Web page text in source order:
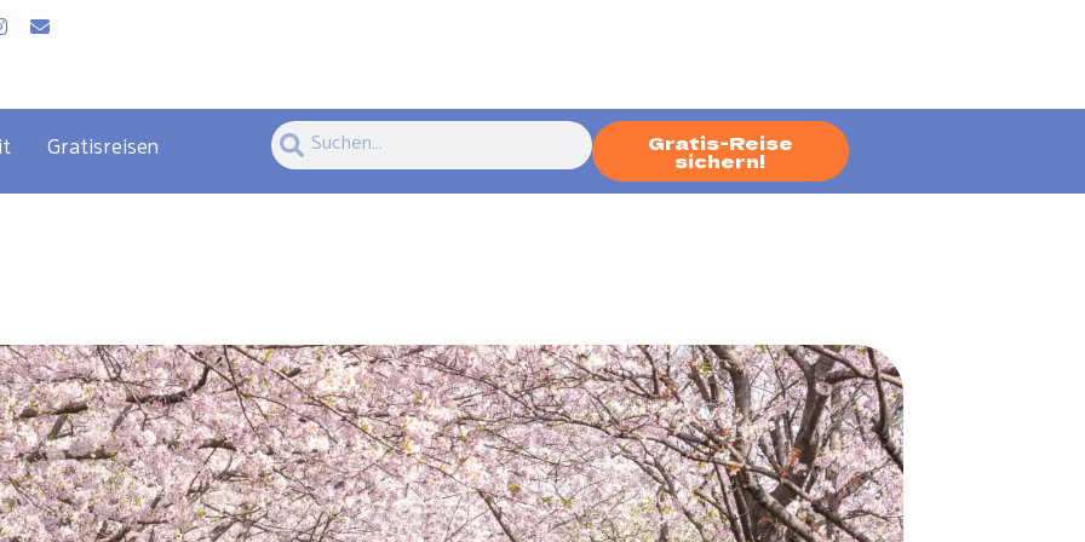
Gratisreisen
SucheSuche Gratis-Reise
sichern!